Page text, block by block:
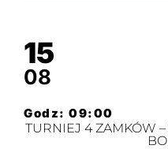
15
08
Godz: 09:00
TURNIEJ 4 ZAMKÓW